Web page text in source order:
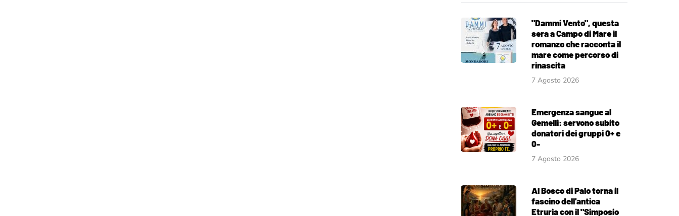
"Dammi Vento", questa
sera a Campo di Mare il
romanzo che racconta il
mare come percorso di
rinascita
7 Agosto 2026
Emergenza sangue al
Gemelli: servono subito
donatori dei gruppi 0+ e
0-
7 Agosto 2026
Al Bosco di Palo torna il
fascino dell'antica
Etruria con il "Simposio